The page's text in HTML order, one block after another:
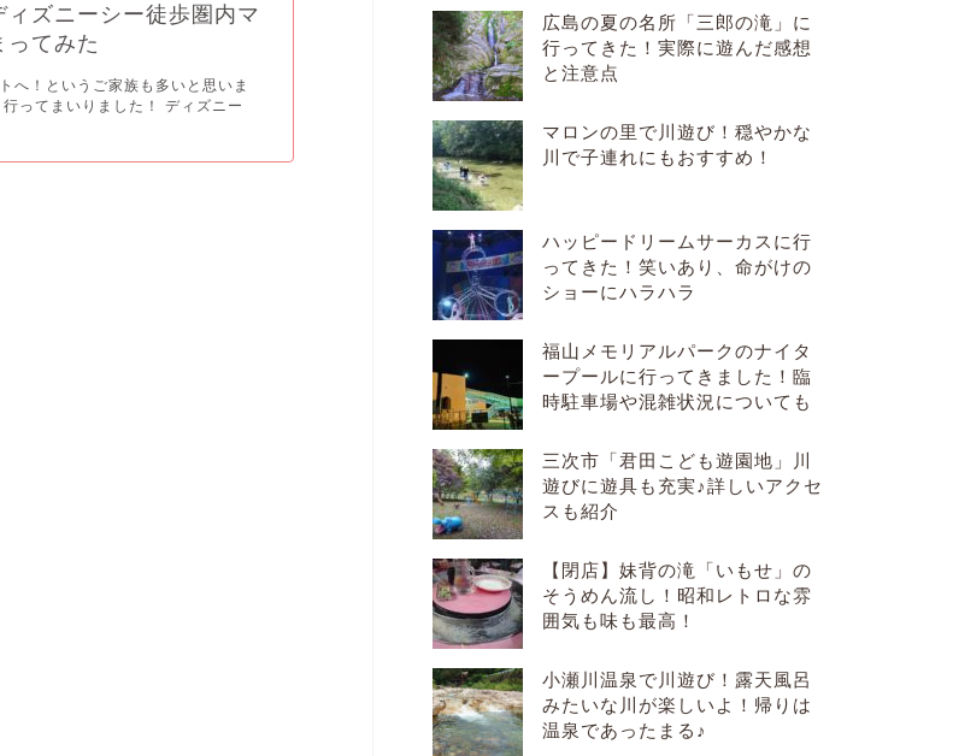
ズニーシー徒歩圏内マ
ってみた
へ！というご家族も多いと思いま
ってまいりました！ ディズニー
広島の夏の名所「三郎の滝」に
行ってきた！実際に遊んだ感想
と注意点
マロンの里で川遊び！穏やかな
川で子連れにもおすすめ！
ハッピードリームサーカスに行
ってきた！笑いあり、命がけの
ショーにハラハラ
福山メモリアルパークのナイタ
ープールに行ってきました！臨
時駐車場や混雑状況についても
三次市「君田こども遊園地」川
遊びに遊具も充実♪詳しいアクセ
スも紹介
【閉店】妹背の滝「いもせ」の
そうめん流し！昭和レトロな雰
囲気も味も最高！
小瀬川温泉で川遊び！露天風呂
みたいな川が楽しいよ！帰りは
温泉であったまる♪